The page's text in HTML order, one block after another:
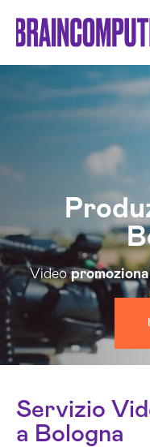
Video
Servizio
a Bologna